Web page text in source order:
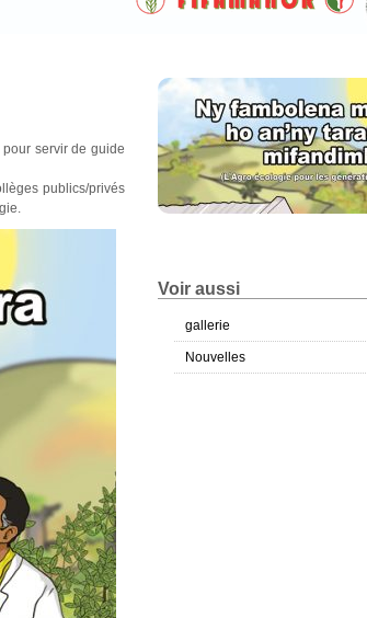
servir de guide
publics/privés
Voir aussi
gallerie
Nouvelles